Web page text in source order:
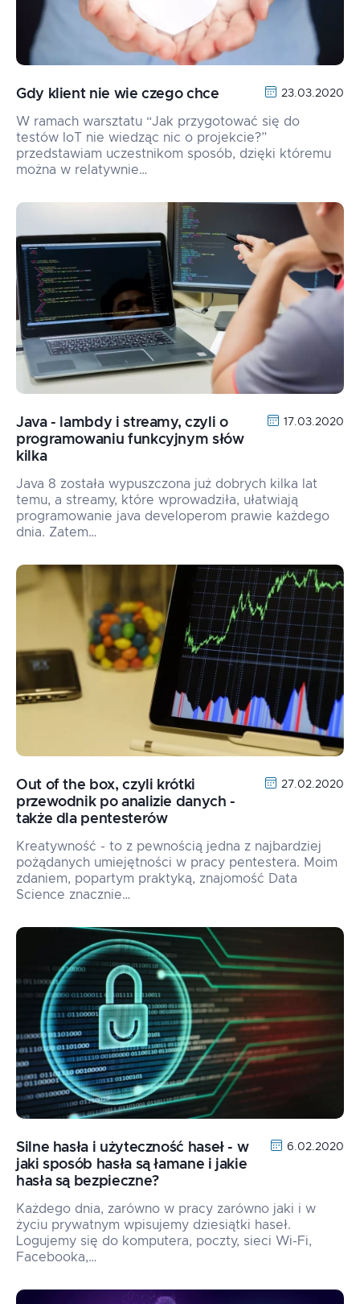
Gdy klient nie wie czego chce 23.03.2020
W ramach warsztatu “Jak przygotować się do
testów IoT nie wiedząc nic o projekcie?”
przedstawiam uczestnikom sposób, dzięki któremu
można w relatywnie…
Java - lambdy i streamy, czyli o
programowaniu funkcyjnym słów
kilka
17.03.2020
Java 8 została wypuszczona już dobrych kilka lat
temu, a streamy, które wprowadziła, ułatwiają
programowanie java developerom prawie każdego
dnia. Zatem…
Out of the box, czyli krótki
przewodnik po analizie danych -
także dla pentesterów
27.02.2020
Kreatywność - to z pewnością jedna z najbardziej
pożądanych umiejętności w pracy pentestera. Moim
zdaniem, popartym praktyką, znajomość Data
Science znacznie…
Silne hasła i użyteczność haseł - w
jaki sposób hasła są łamane i jakie
hasła są bezpieczne?
6.02.2020
Każdego dnia, zarówno w pracy zarówno jaki i w
życiu prywatnym wpisujemy dziesiątki haseł.
Logujemy się do komputera, poczty, sieci Wi-Fi,
Facebooka,…